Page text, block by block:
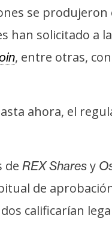
se
han solicitado a
, entre otras,
ahora, el
de REX Shares y
de
calificarían